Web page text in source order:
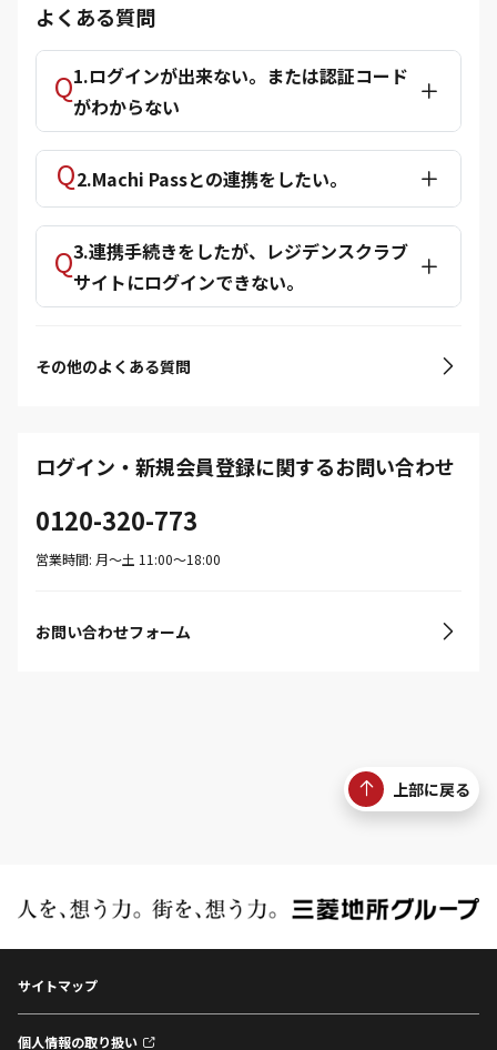
よくある質問
1.ログインが出来ない。または認証コード
がわからない
2.Machi Passとの連携をしたい。
3.連携手続きをしたが、レジデンスクラブ
サイトにログインできない。
その他のよくある質問
ログイン・新規会員登録に関するお問い合わせ
0120-320-773
営業時間: 月〜土 11:00〜18:00
お問い合わせフォーム
上部に戻る
サイトマップ
個人情報の取り扱い